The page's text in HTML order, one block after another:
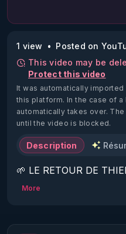
1 view
Posted on
This video may be
Protect this video
It was automatically
this platform. In the case of
automatically takes over.
until the video is blocked.
Description
🌱 LE RETOUR DE
2022)!
https://www.rgnr.fr/
More